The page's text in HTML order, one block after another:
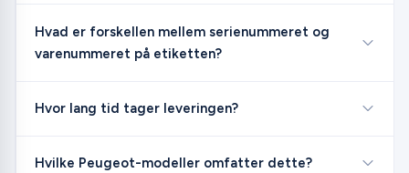
Hvad er forskellen mellem serienummeret og
varenummeret på etiketten?
Hvor lang tid tager leveringen?
Hvilke Peugeot-modeller omfatter dette?